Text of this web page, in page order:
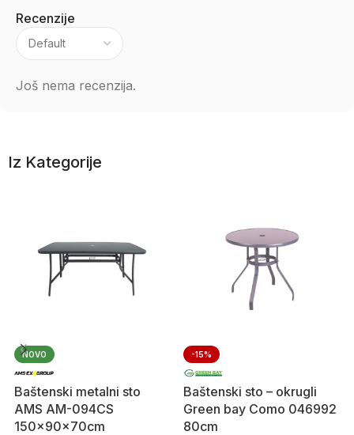
Recenzije
Još nema recenzija.
Iz Kategorije
NOVO
Baštenski metalni sto
AMS AM-094CS
150x90x70cm
-15%
Baštenski sto – okrugli
Green bay Como 046992
80cm